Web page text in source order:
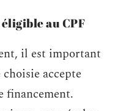
au CPF
il est important
choisie accepte
financement.